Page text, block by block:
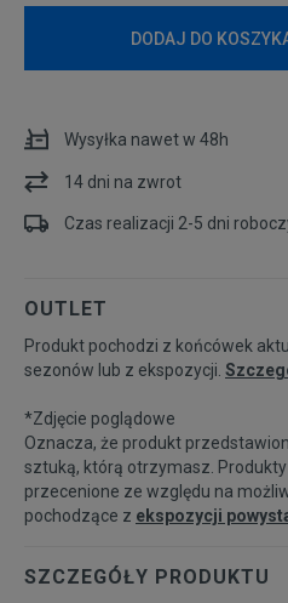
40,5 25,5 cm
41 26 cm
42,5 27 cm
43 27,5 cm
44 28 cm
44,5 28,5 cm
DODAJ DO
Wysyłka nawet w 48h
14 dni na zwrot
Czas realizacji 2-5 dni
OUTLET
Produkt pochodzi z końcówek
sezonów lub z ekspozycji.
*Zdjęcie poglądowe
Oznacza, że produkt
sztuką, którą otrzymasz.
przecenione ze względu na
pochodzące z ekspozycji
SZCZEGÓŁY PRODUKTU